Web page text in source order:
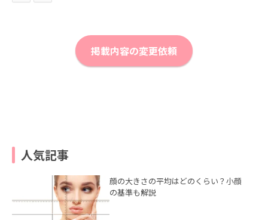
掲載内容の変更依頼
人気記事
顔の大きさの平均はどのくらい？小顔
の基準も解説